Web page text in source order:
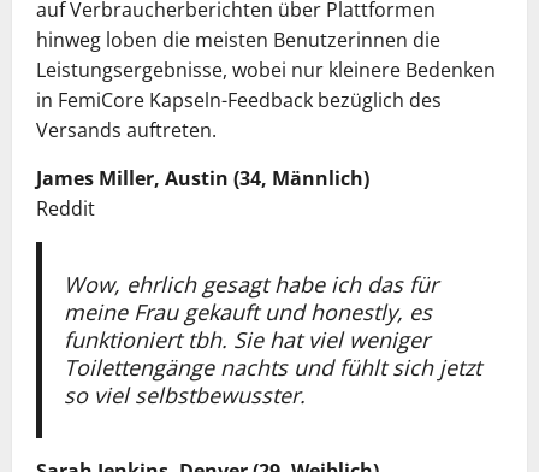
auf Verbraucherberichten über Plattformen
hinweg loben die meisten Benutzerinnen die
Leistungsergebnisse, wobei nur kleinere Bedenken
in FemiCore Kapseln-Feedback bezüglich des
Versands auftreten.
James Miller, Austin (34, Männlich)
Reddit
Wow, ehrlich gesagt habe ich das für
meine Frau gekauft und honestly, es
funktioniert tbh. Sie hat viel weniger
Toilettengänge nachts und fühlt sich jetzt
so viel selbstbewusster.